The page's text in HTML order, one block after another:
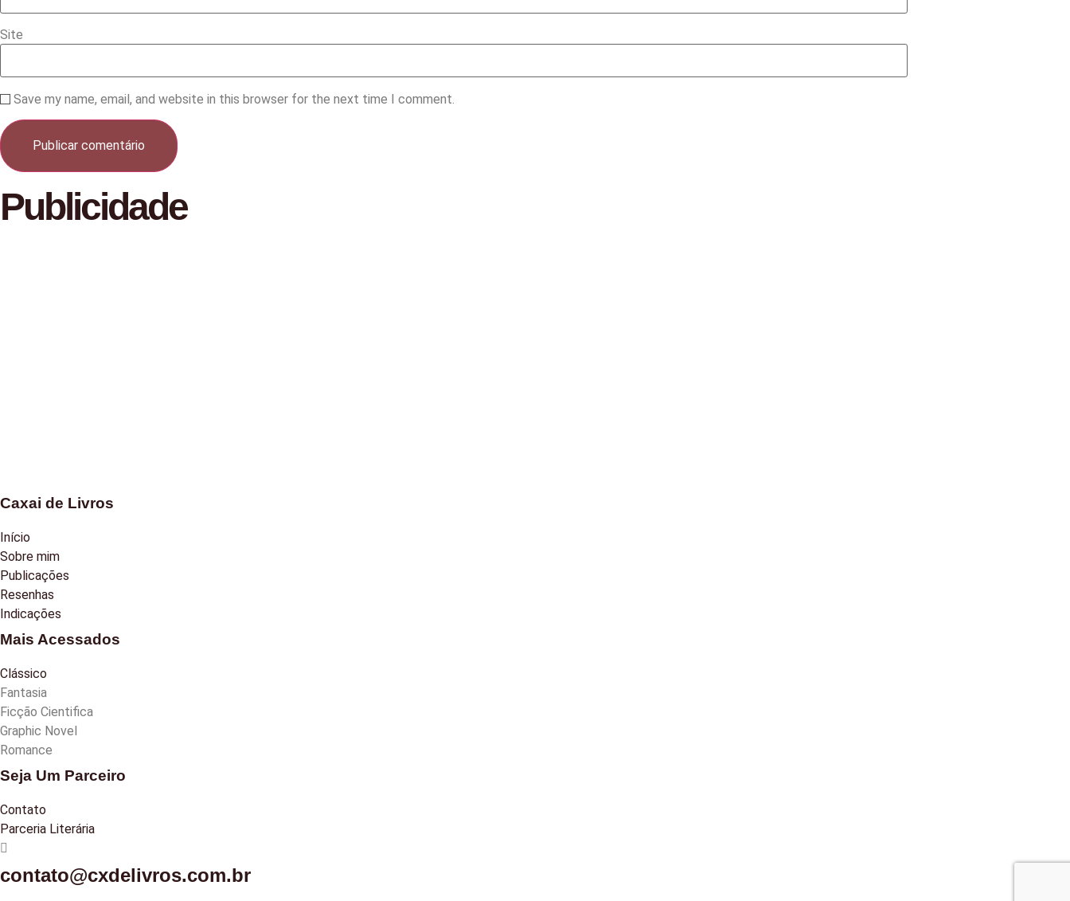
Site
Save my name, email, and website in this browser for the next time I comment.
Publicidade
Caxai de Livros
Início
Sobre mim
Publicações
Resenhas
Indicações
Mais Acessados
Clássico
Fantasia
Ficção Cientifica
Graphic Novel
Romance
Seja Um Parceiro
Contato
Parceria Literária
contato@cxdelivros.com.br